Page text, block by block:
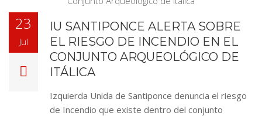
23
Jul
IU SANTIPONCE ALERTA SOBRE
EL RIESGO DE INCENDIO EN EL
CONJUNTO ARQUEOLÓGICO DE
ITÁLICA
Izquierda Unida de Santiponce denuncia el riesgo
de Incendio que existe dentro del conjunto